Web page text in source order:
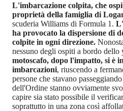
L'imbarcazione colpita, che
proprietà della famiglia di
scuderia Williams di Formula 1.
ha provocato la dispersione di
colpite in ogni direzione.
nessuno degli ospiti a bordo dello
motoscafo, dopo l'impatto, si è
imbarcazioni, riuscendo a
persone che stavano
dell'Ordine stanno ovviamente
capire sia stato possibile il
soprattutto in una zona così